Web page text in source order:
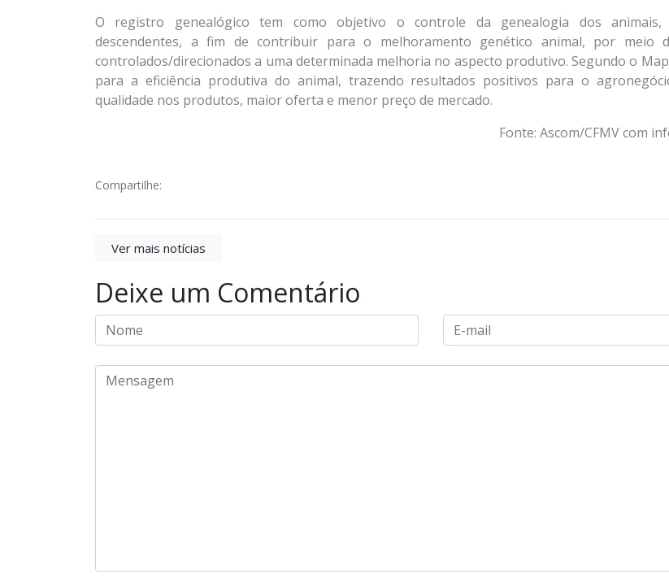
O registro genealógico tem como objetivo o controle da genealogia dos animais,
descendentes, a fim de contribuir para o melhoramento genético animal, por meio
controlados/direcionados a uma determinada melhoria no aspecto produtivo. Segundo o
para a eficiência produtiva do animal, trazendo resultados positivos para o
qualidade nos produtos, maior oferta e menor preço de mercado.
Fonte: Ascom/CFMV com
Compartilhe:
Ver mais notícias
Deixe um Comentário